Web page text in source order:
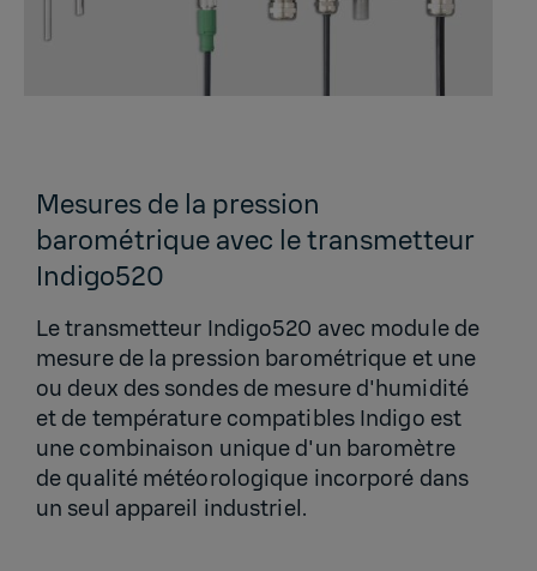
Mesures de la pression
barométrique avec le transmetteur
Indigo520
Le transmetteur Indigo520 avec module de
mesure de la pression barométrique et une
ou deux des sondes de mesure d'humidité
et de température compatibles Indigo est
une combinaison unique d'un baromètre
de qualité météorologique incorporé dans
un seul appareil industriel.